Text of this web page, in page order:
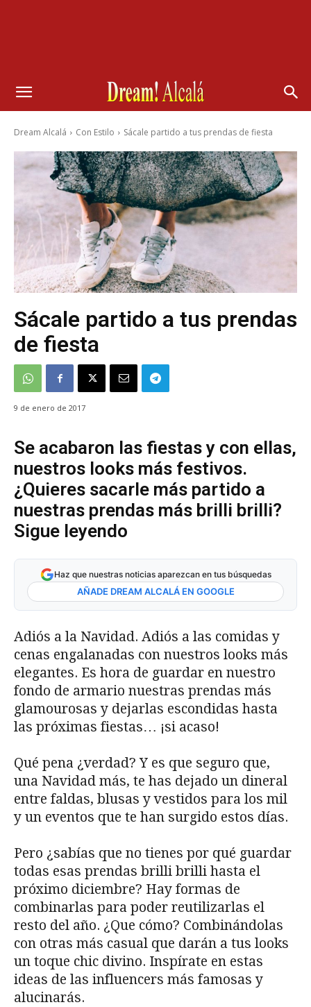
Dream Alcalá Con Estilo Sácale partido a tus prendas de fiesta
Sácale partido a tus prendas
de fiesta
9 de enero de 2017
Se acabaron las fiestas y con ellas,
nuestros looks más festivos.
¿Quieres sacarle más partido a
nuestras prendas más brilli brilli?
Sigue leyendo
Haz que nuestras noticias aparezcan en tus búsquedas
AÑADE DREAM ALCALÁ EN GOOGLE
Adiós a la Navidad. Adiós a las comidas y
cenas engalanadas con nuestros looks más
elegantes. Es hora de guardar en nuestro
fondo de armario nuestras prendas más
glamourosas y dejarlas escondidas hasta
las próximas fiestas… ¡si acaso!
Qué pena ¿verdad? Y es que seguro que,
una Navidad más, te has dejado un dineral
entre faldas, blusas y vestidos para los mil
y un eventos que te han surgido estos días.
Pero ¿sabías que no tienes por qué guardar
todas esas prendas brilli brilli hasta el
próximo diciembre? Hay formas de
combinarlas para poder reutilizarlas el
resto del año. ¿Que cómo? Combinándolas
con otras más casual que darán a tus looks
un toque chic divino. Inspírate en estas
ideas de las influencers más famosas y
alucinarás.